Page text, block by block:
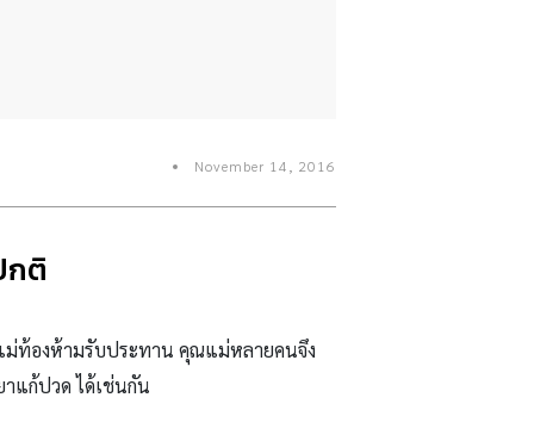
November 14, 2016
กติ
ม่ท้องห้ามรับประทาน คุณแม่หลายคนจึง
แก้ปวด ได้เช่นกัน